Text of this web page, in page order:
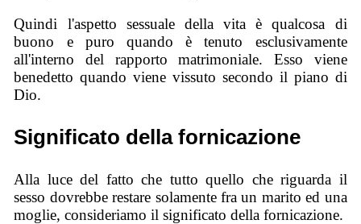
Quindi l'aspetto sessuale della vita è qualcosa di
buono e puro quando è tenuto esclusivamente
all'interno del rapporto matrimoniale. Esso viene
benedetto quando viene vissuto secondo il piano di
Dio.
Significato della fornicazione
Alla luce del fatto che tutto quello che riguarda il
sesso dovrebbe restare solamente fra un marito ed una
moglie, consideriamo il significato della fornicazione.